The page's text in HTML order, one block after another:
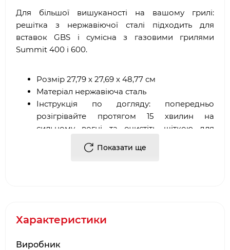
Для більшої вишуканості на вашому грилі:
решітка з нержавіючої сталі підходить для
вставок GBS і сумісна з газовими грилями
Summit 400 і 600.
Розмір 27,79 х 27,69 х 48,77 см
Матеріал нержавіюча сталь
Інструкція по догляду: попередньо
розігрівайте протягом 15 хвилин на
сильному вогні та очистіть щіткою для
Підходить для газових грилів Summit ®
Включає вставку для гриля 30,5 см / 12 для
Підходить для використання системи
Показати ще
Характеристики
Виробник